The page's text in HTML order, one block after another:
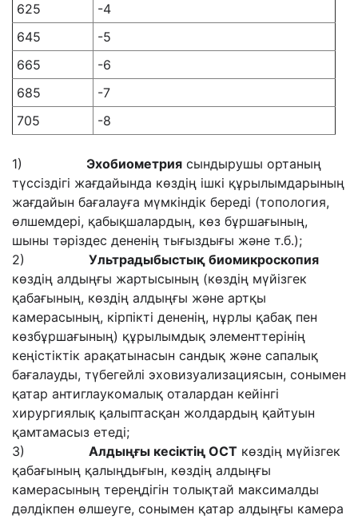
625
-4
645
-5
665
-6
685
-7
705
-8
1) Эхобиометрия сындырушы ортаның
түссіздігі жағдайында көздің ішкі құрылымдарының
жағдайын бағалауға мүмкіндік береді (топология,
өлшемдері, қабықшалардың, көз бұршағының,
шыны тәріздес дененің тығыздығы және т.б.);
2) Ультрадыбыстық биомикроскопия
көздің алдыңғы жартысының (көздің мүйізгек
қабағының, көздің алдыңғы және артқы
камерасының, кірпікті дененің, нұрлы қабақ пен
көзбұршағының) құрылымдық элементтерінің
кеңістіктік арақатынасын сандық және сапалық
бағалауды, түбегейлі эховизуализациясын, сонымен
қатар антиглаукомалық оталардан кейінгі
хирургиялық қалыптасқан жолдардың қайтуын
қамтамасыз етеді;
3) Алдыңғы кесіктің ОСТ көздің мүйізгек
қабағының қалыңдығын, көздің алдыңғы
камерасының тереңдігін толықтай максималды
дәлдікпен өлшеуге, сонымен қатар алдыңғы камера